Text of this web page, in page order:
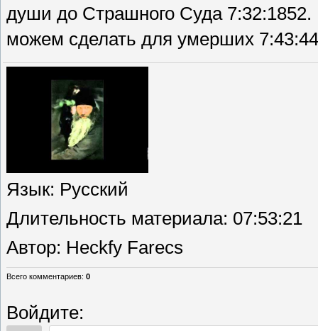
души до Страшного Суда
можем сделать для умерших
Язык: Русский
Длительность материала: 07:53:21
Автор: Heckfy Farecs
Всего комментариев: 0
Войдите: